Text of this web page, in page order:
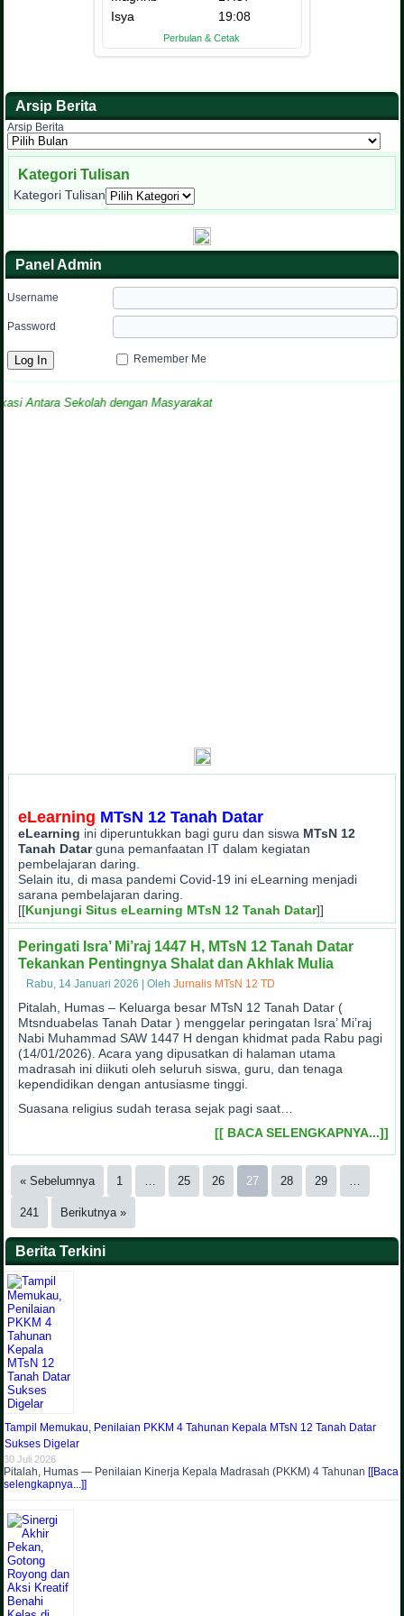
Arsip Berita
Arsip Berita
Kategori Tulisan
Kategori Tulisan
Panel Admin
Username
Password
Remember Me
Sekolah dengan Masyarakat
eLearning MTsN 12 Tanah Datar
eLearning ini diperuntukkan bagi guru dan siswa MTsN 12
Tanah Datarguna pemanfaatan IT dalam kegiatan
pembelajaran daring.
Selain itu, di masa pandemi Covid-19 ini eLearning menjadi
sarana pembelajaran daring.
[[Kunjungi Situs eLearning MTsN 12 Tanah Datar]]
Peringati Isra’ Mi’raj 1447 H, MTsN 12 Tanah Datar
Tekankan Pentingnya Shalat dan Akhlak Mulia
Rabu, 14 Januari 2026 |Oleh Jurnalis MTsN 12 TD
Pitalah, Humas – Keluarga besar MTsN 12 Tanah Datar (
Mtsnduabelas Tanah Datar ) menggelar peringatan Isra’ Mi’raj
Nabi Muhammad SAW 1447 H dengan khidmat pada Rabu pagi
(14/01/2026). Acara yang dipusatkan di halaman utama
madrasah ini diikuti oleh seluruh siswa, guru, dan tenaga
kependidikan dengan antusiasme tinggi.
Suasana religius sudah terasa sejak pagi saat…
[[ BACA SELENGKAPNYA...]]
« Sebelumnya 1 25 26 27 28 29
241 Berikutnya »
Berita Terkini
Tampil Memukau, Penilaian PKKM 4 Tahunan Kepala MTsN 12 Tanah Datar
Sukses Digelar
30 Juli 2026
Pitalah, Humas — Penilaian Kinerja Kepala Madrasah (PKKM) 4 Tahunan[[Baca
selengkapnya...]]